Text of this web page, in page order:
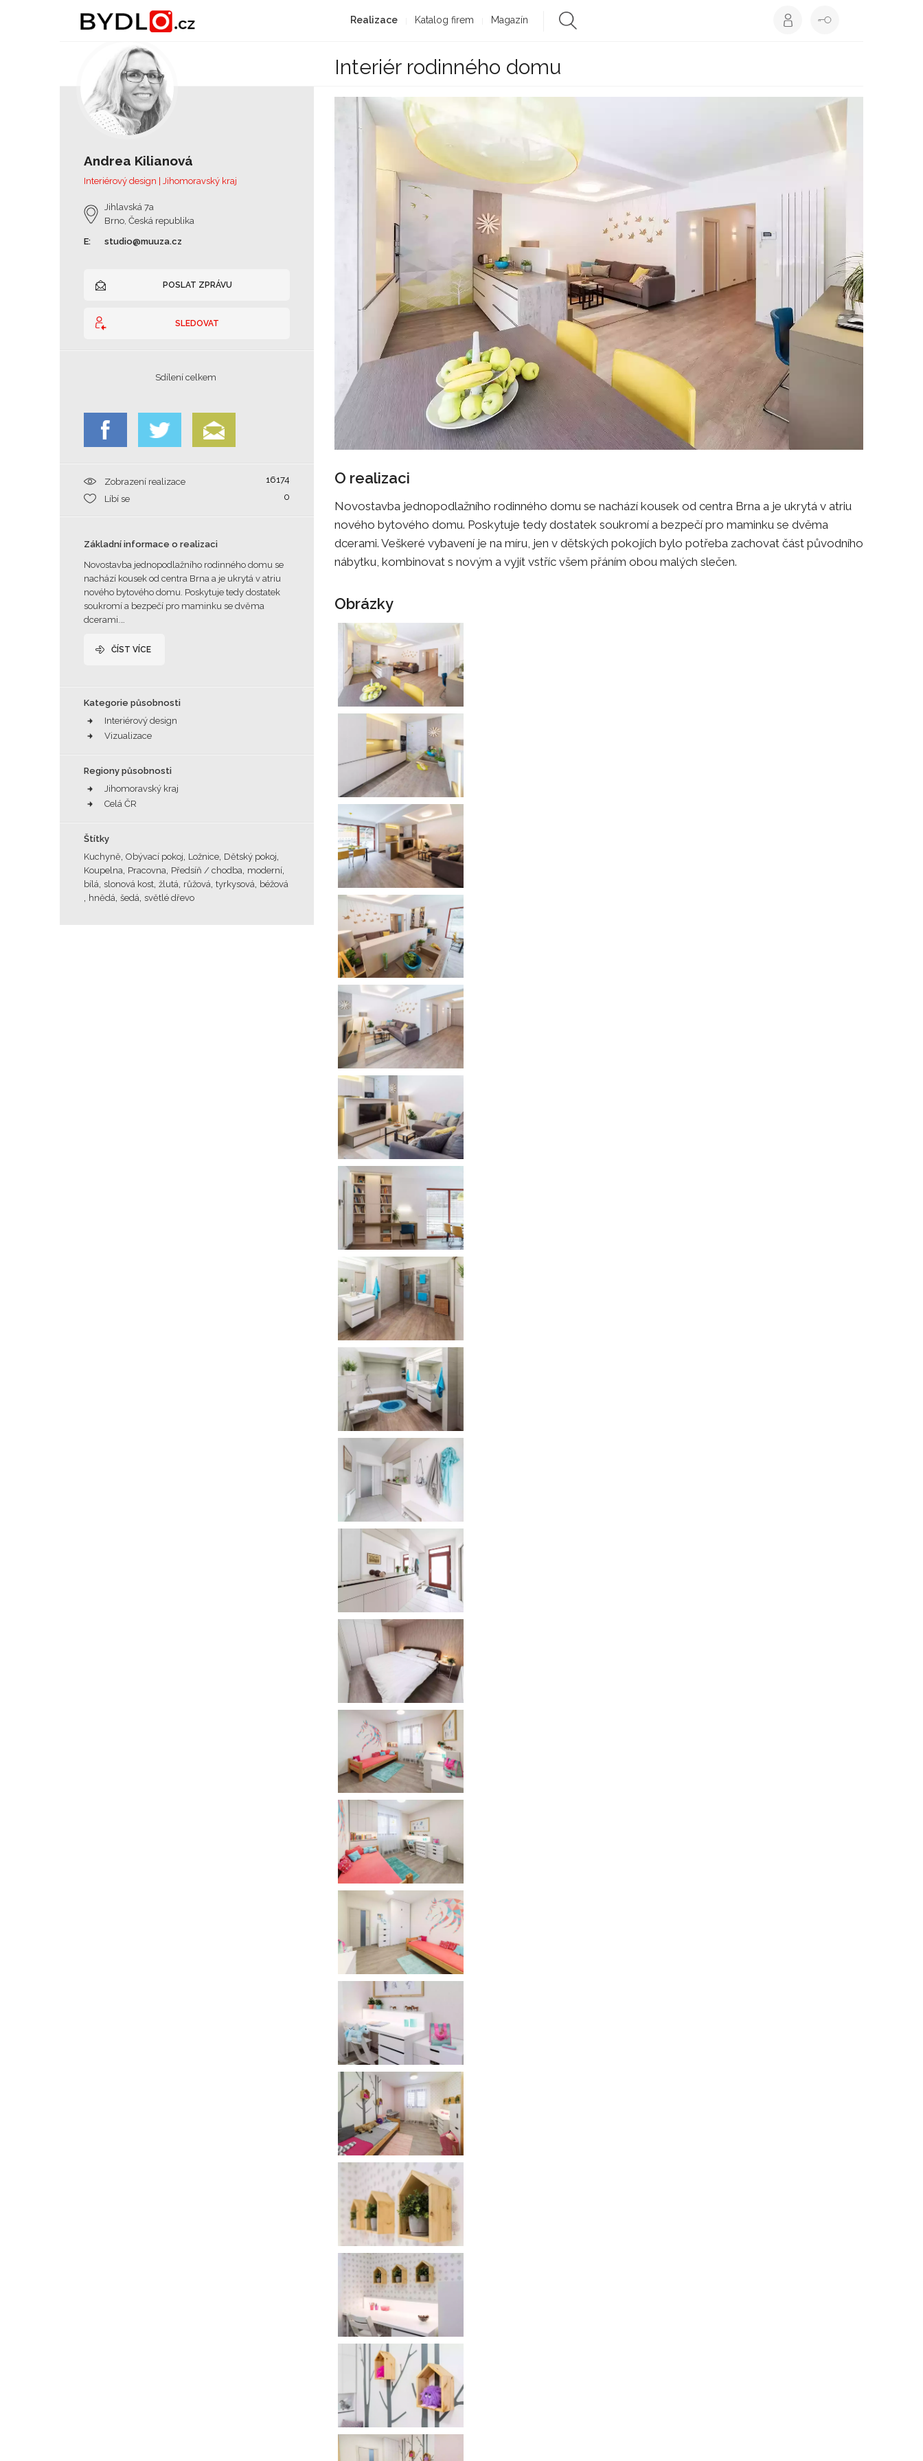
Realizace Katalog firem Magazín
Interiér rodinného domu
Andrea Kilianová
Interiérový design | Jihomoravský kraj
Jihlavská 7a
Brno, Česká republika
E:
studio@muuza.cz
POSLAT ZPRÁVU
SLEDOVAT
Sdílení celkem
Zobrazení realizace
16174
Líbí se
0
Základní informace o realizaci
Novostavba jednopodlažního rodinného domu se
nachází kousek od centra Brna a je ukrytá v atriu
nového bytového domu. Poskytuje tedy dostatek
soukromí a bezpečí pro maminku se dvěma
dcerami.…
ČÍST VÍCE
Kategorie působnosti
Interiérový design
Vizualizace
Regiony působnosti
Jihomoravský kraj
Celá ČR
Štítky
Kuchyně Obývací pokoj Ložnice Dětský pokoj
Koupelna Pracovna Předsíň / chodba moderní
bílá slonová kost žlutá růžová tyrkysová béžová
hnědá šedá světlé dřevo
O realizaci
Novostavba jednopodlažního rodinného domu se nachází kousek od centra Brna a je ukrytá v atriu
nového bytového domu. Poskytuje tedy dostatek soukromí a bezpečí pro maminku se dvěma
dcerami. Veškeré vybavení je na míru, jen v dětských pokojích bylo potřeba zachovat část původního
nábytku, kombinovat s novým a vyjít vstříc všem přáním obou malých slečen.
Obrázky